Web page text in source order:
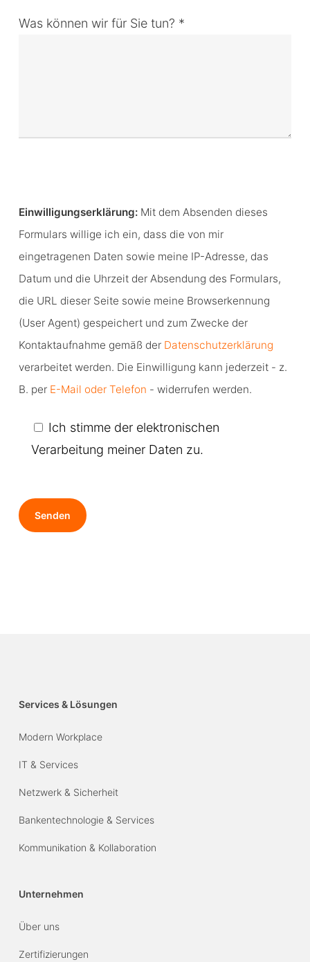
Was können wir für Sie tun? *
Einwilligungserklärung:Mit dem Absenden dieses
Formulars willige ich ein, dass die von mir
eingetragenen Daten sowie meine IP-Adresse, das
Datum und die Uhrzeit der Absendung des Formulars,
die URL dieser Seite sowie meine Browserkennung
(User Agent) gespeichert und zum Zwecke der
Kontaktaufnahme gemäß der Datenschutzerklärung
verarbeitet werden. Die Einwilligung kann jederzeit - z.
B. per E-Mail oder Telefon - widerrufen werden.
Ich stimme der elektronischen
Verarbeitung meiner Daten zu.
Services & Lösungen
Modern Workplace
IT & Services
Netzwerk & Sicherheit
Bankentechnologie & Services
Kommunikation & Kollaboration
Unternehmen
Über uns
Zertifizierungen